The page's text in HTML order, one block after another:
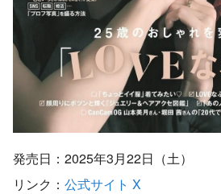
発売日：2025年3月22日（土）
リンク： 公式サイト X